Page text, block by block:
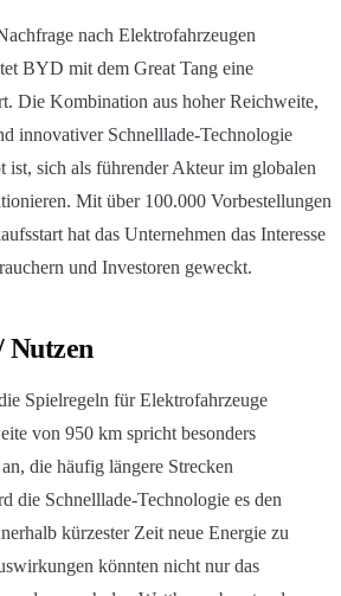
nach Elektrofahrzeugen
BYD mit dem Great Tang eine
Die Kombination aus hoher Reichweite,
innovativer Schnelllade-Technologie
ist, sich als führender Akteur im globalen
Mit über 100.000 Vorbestellungen
hat das Unternehmen das Interesse
und Investoren geweckt.
Nutzen
Spielregeln für Elektrofahrzeuge
von 950 km spricht besonders
die häufig längere Strecken
die Schnelllade-Technologie es den
kürzester Zeit neue Energie zu
könnten nicht nur das